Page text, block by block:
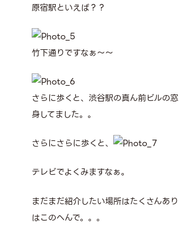
原宿駅といえば？？
竹下通りですなぁ～～
さらに歩くと、渋谷駅の真ん前ビルの
身してました。。
さらにさらに歩くと、
テレビでよくみますなぁ。
まだまだ紹介したい場所はたくさんあ
はこのへんで。。。